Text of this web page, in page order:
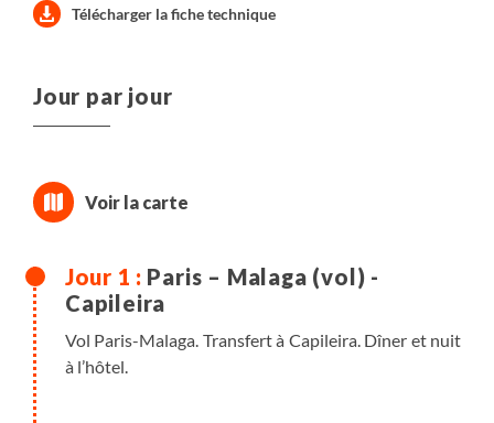
Télécharger la fiche technique
Jour par jour
Paris – Malaga (vol) -
Capileira
Vol Paris-Malaga. Transfert à Capileira. Dîner et nuit
à l’hôtel.